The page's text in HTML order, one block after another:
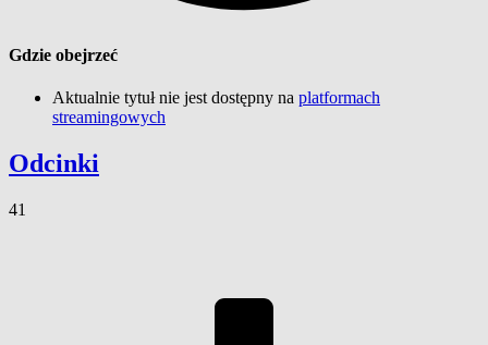
Gdzie obejrzeć
Aktualnie tytuł nie jest dostępny na platformach
streamingowych
Odcinki
41